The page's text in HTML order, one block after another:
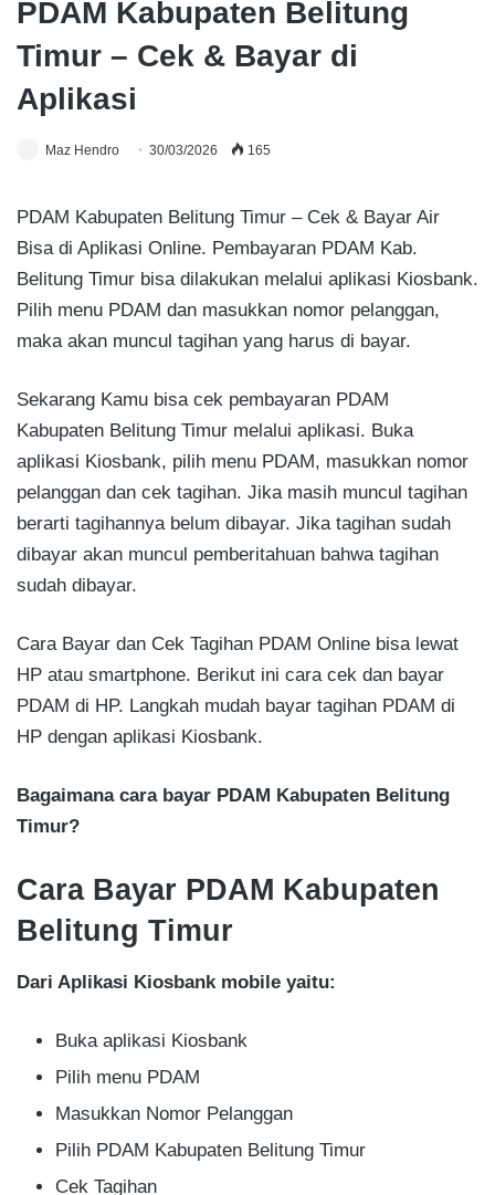
PDAM Kabupaten Belitung
Timur – Cek & Bayar di
Aplikasi
Maz Hendro 30/03/2026 165
PDAM Kabupaten Belitung Timur – Cek & Bayar Air
Bisa di Aplikasi Online. Pembayaran PDAM Kab.
Belitung Timur bisa dilakukan melalui aplikasi Kiosbank.
Pilih menu PDAM dan masukkan nomor pelanggan,
maka akan muncul tagihan yang harus di bayar.
Sekarang Kamu bisa cek pembayaran PDAM
Kabupaten Belitung Timur melalui aplikasi. Buka
aplikasi Kiosbank, pilih menu PDAM, masukkan nomor
pelanggan dan cek tagihan. Jika masih muncul tagihan
berarti tagihannya belum dibayar. Jika tagihan sudah
dibayar akan muncul pemberitahuan bahwa tagihan
sudah dibayar.
Cara Bayar dan Cek Tagihan PDAM Online bisa lewat
HP atau smartphone. Berikut ini cara cek dan bayar
PDAM di HP. Langkah mudah bayar tagihan PDAM di
HP dengan aplikasi Kiosbank.
Bagaimana cara bayar PDAM Kabupaten Belitung
Timur?
Cara Bayar PDAM Kabupaten
Belitung Timur
Dari Aplikasi Kiosbank mobile yaitu:
Buka aplikasi Kiosbank
Pilih menu PDAM
Masukkan Nomor Pelanggan
Pilih PDAM Kabupaten Belitung Timur
Cek Tagihan